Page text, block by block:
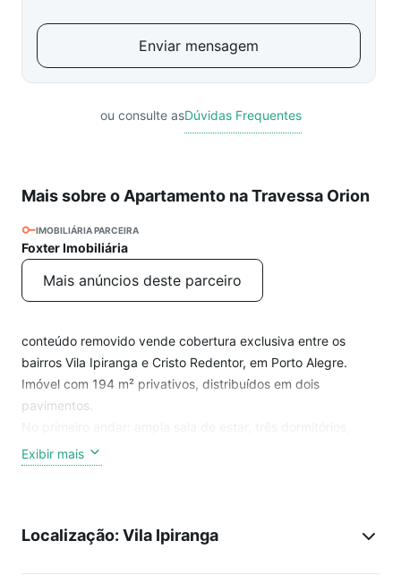
Enviar mensagem
ou consulte asDúvidas Frequentes
Mais sobre o Apartamento na Travessa Orion
IMOBILIÁRIA PARCEIRA
Foxter Imobiliária
Mais anúncios deste parceiro
conteúdo removido vende cobertura exclusiva entre os
bairros Vila Ipiranga e Cristo Redentor, em Porto Alegre.
Imóvel com 194 m² privativos, distribuídos em dois
pavimentos.
sendo uma suíte com banheira; um dos quartos atualmente
utilizado como closet (reversível para dormitório). Cozinha
ideal para lazer e convivência, com ambientes bem
Exibir mais
Localização: Vila Ipiranga